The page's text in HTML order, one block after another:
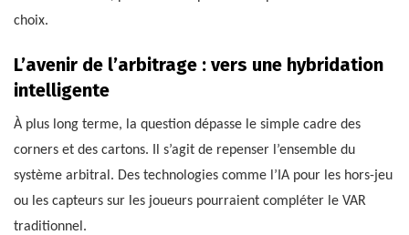
choix.
L’avenir de l’arbitrage : vers une hybridation
intelligente
À plus long terme, la question dépasse le simple cadre des
corners et des cartons. Il s’agit de repenser l’ensemble du
système arbitral. Des technologies comme l’IA pour les hors-jeu
ou les capteurs sur les joueurs pourraient compléter le VAR
traditionnel.